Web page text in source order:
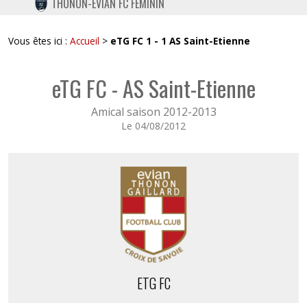
TWITTER
INSTAGRAM
THONON-EVIAN FC FÉMININ
Vous êtes ici : Accueil > eTG FC 1 - 1 AS Saint-Etienne
eTG FC - AS Saint-Etienne
Amical saison 2012-2013
Le 04/08/2012
ETG FC